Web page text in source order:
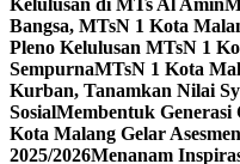
Kelulusan di MTs Al Amin
Bangsa, MTsN 1 Kota
Pleno Kelulusan MTsN 1
SempurnaMTsN 1 Kota
Kurban, Tanamkan Nilai
SosialMembentuk
Kota Malang Gelar
2025/2026Menanam